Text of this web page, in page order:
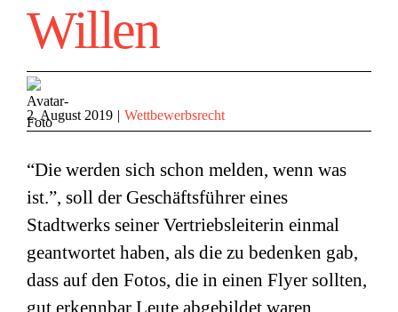
Willen
2. August 2019 | Wettbewerbsrecht
“Die werden sich schon melden, wenn was
ist.”, soll der Geschäftsführer eines
Stadtwerks seiner Vertriebsleiterin einmal
geantwortet haben, als die zu bedenken gab,
dass auf den Fotos, die in einen Flyer sollten,
gut erkennbar Leute abgebildet waren.